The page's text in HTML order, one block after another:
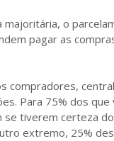
o
pagar as
compradores,
Para 75% dos
tiverem certeza
extremo, 25%